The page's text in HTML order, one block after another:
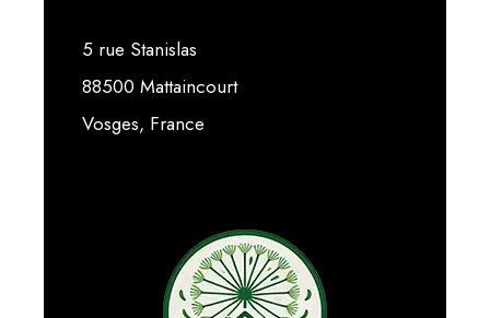
5 rue Stanislas
88500 Mattaincourt
Vosges, France